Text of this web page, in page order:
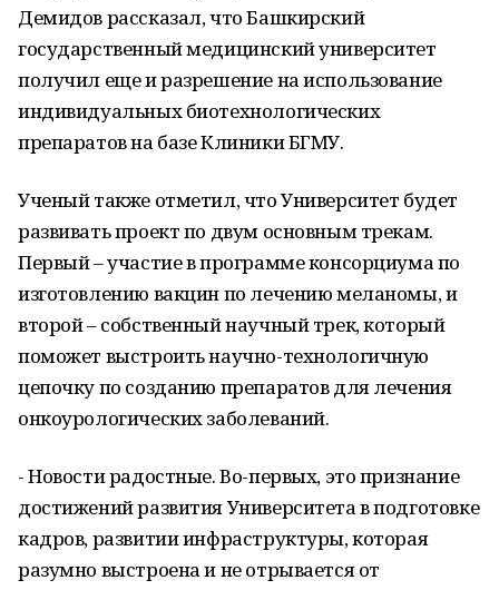
Демидов рассказал, что Башкирский
государственный медицинский университет
получил еще и разрешение на использование
индивидуальных биотехнологических
препаратов на базе Клиники БГМУ.
Ученый также отметил, что Университет будет
развивать проект по двум основным трекам.
Первый – участие в программе консорциума по
изготовлению вакцин по лечению меланомы, и
второй – собственный научный трек, который
поможет выстроить научно-технологичную
цепочку по созданию препаратов для лечения
онкоурологических заболеваний.
- Новости радостные. Во-первых, это признание
достижений развития Университета в подготовке
кадров, развитии инфраструктуры, которая
разумно выстроена и не отрывается от